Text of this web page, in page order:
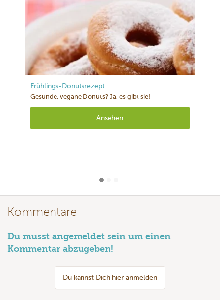
Frühlings-Donutsrezept
Gesunde, vegane Donuts? Ja, es gibt sie!
Ansehen
Kommentare
Du musst angemeldet sein um einen
Kommentar abzugeben!
Du kannst Dich hier anmelden